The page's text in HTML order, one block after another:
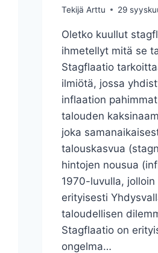
Tekijä Arttu 29
Oletko kuullut
ihmetellyt mitä se
Stagflaatio
ilmiötä, jossa
inflaation
talouden
joka
talouskasvua
hintojen nousua
1970-luvulla,
erityisesti
taloudellisen
Stagflaatio on
ongelma…